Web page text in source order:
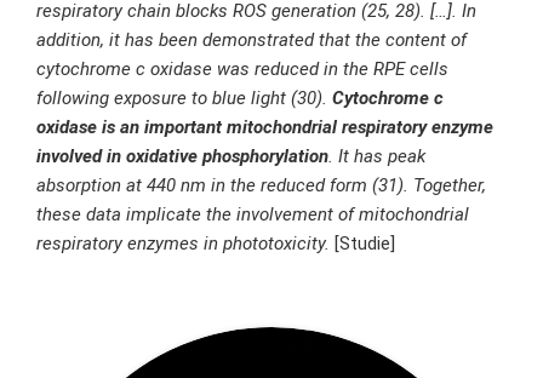
respiratory chain blocks ROS generation (25, 28). […]. In
addition, it has been demonstrated that the content of
cytochrome c oxidase was reduced in the RPE cells
following exposure to blue light (30). Cytochrome c
oxidase is an important mitochondrial respiratory enzyme
involved in oxidative phosphorylation. It has peak
absorption at 440 nm in the reduced form (31). Together,
these data implicate the involvement of mitochondrial
respiratory enzymes in phototoxicity. [Studie]